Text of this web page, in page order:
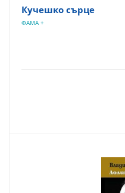
Кучешко сърце
ФАМА +